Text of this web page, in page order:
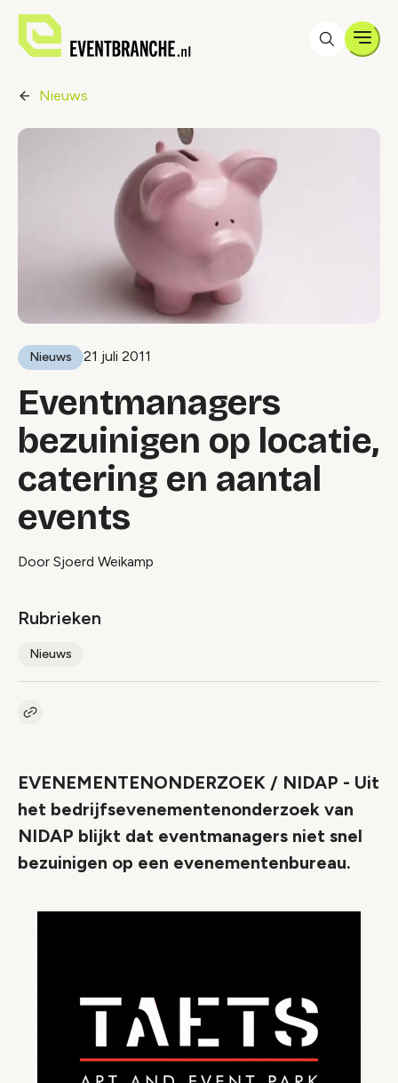
Nieuws
Nieuws 21 juli 2011
Eventmanagers
bezuinigen op locatie,
catering en aantal
events
Door Sjoerd Weikamp
Rubrieken
Nieuws
Kopieer link naar artikel
EVENEMENTENONDERZOEK / NIDAP - Uit
het bedrijfsevenementenonderzoek van
NIDAP blijkt dat eventmanagers niet snel
bezuinigen op een evenementenbureau.